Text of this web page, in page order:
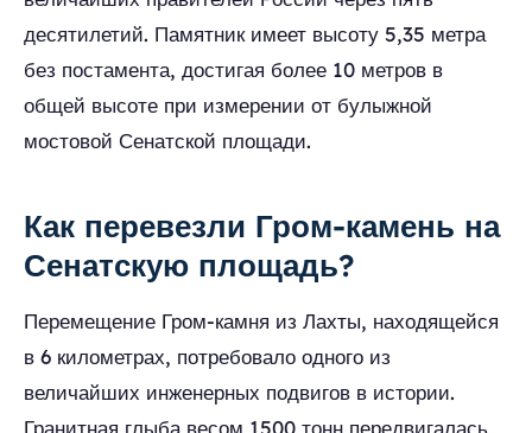
десятилетий. Памятник имеет высоту 5,35 метра
без постамента, достигая более 10 метров в
общей высоте при измерении от булыжной
мостовой Сенатской площади.
Как перевезли Гром-камень на
Сенатскую площадь?
Перемещение Гром-камня из Лахты, находящейся
в 6 километрах, потребовало одного из
величайших инженерных подвигов в истории.
Гранитная глыба весом 1500 тонн передвигалась